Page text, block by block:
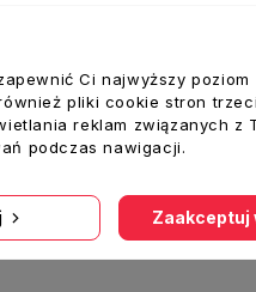
Dodaj
Ci najwyższy poziom
pliki cookie stron
reklam związanych z
podczas nawigacji.
Zaakceptuj